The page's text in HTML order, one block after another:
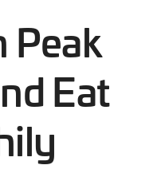
Peak
Eat